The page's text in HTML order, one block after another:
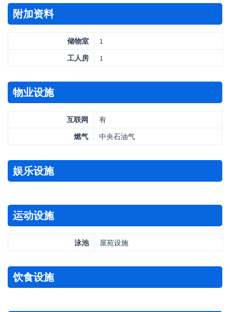
附加资料
储物室
1
工人房
1
物业设施
互联网
有
燃气
中央石油气
娱乐设施
运动设施
泳池 屋苑设施
饮食设施